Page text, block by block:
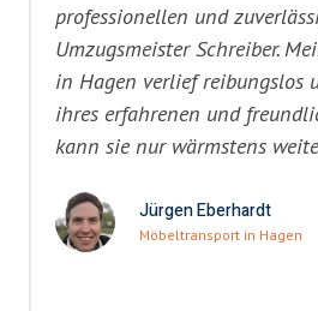
professionellen und
Umzugsmeister Schreiber.
in Hagen verlief reibungslos
ihres erfahrenen und
kann sie nur wärmstens
Jürgen Eberhardt
Möbeltransport in Hagen